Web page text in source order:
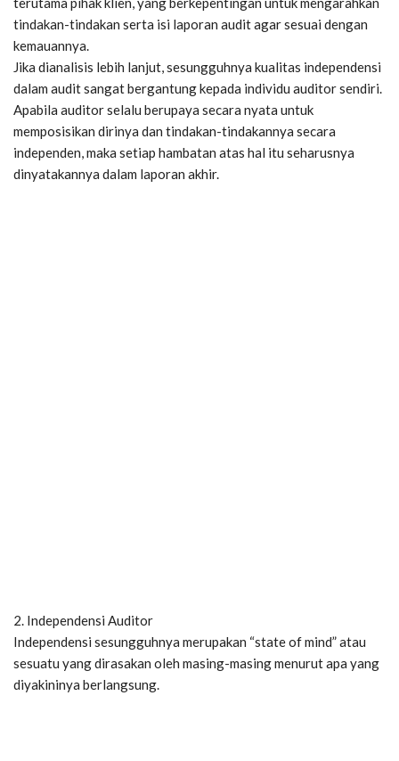
tindakan-tindakan serta isi laporan audit agar sesuai dengan
kemauannya.
Jika dianalisis lebih lanjut, sesungguhnya kualitas independensi
dalam audit sangat bergantung kepada individu auditor sendiri.
Apabila auditor selalu berupaya secara nyata untuk
memposisikan dirinya dan tindakan-tindakannya secara
independen, maka setiap hambatan atas hal itu seharusnya
dinyatakannya dalam laporan akhir.
2. Independensi Auditor
Independensi sesungguhnya merupakan “state of mind” atau
sesuatu yang dirasakan oleh masing-masing menurut apa yang
diyakininya berlangsung.